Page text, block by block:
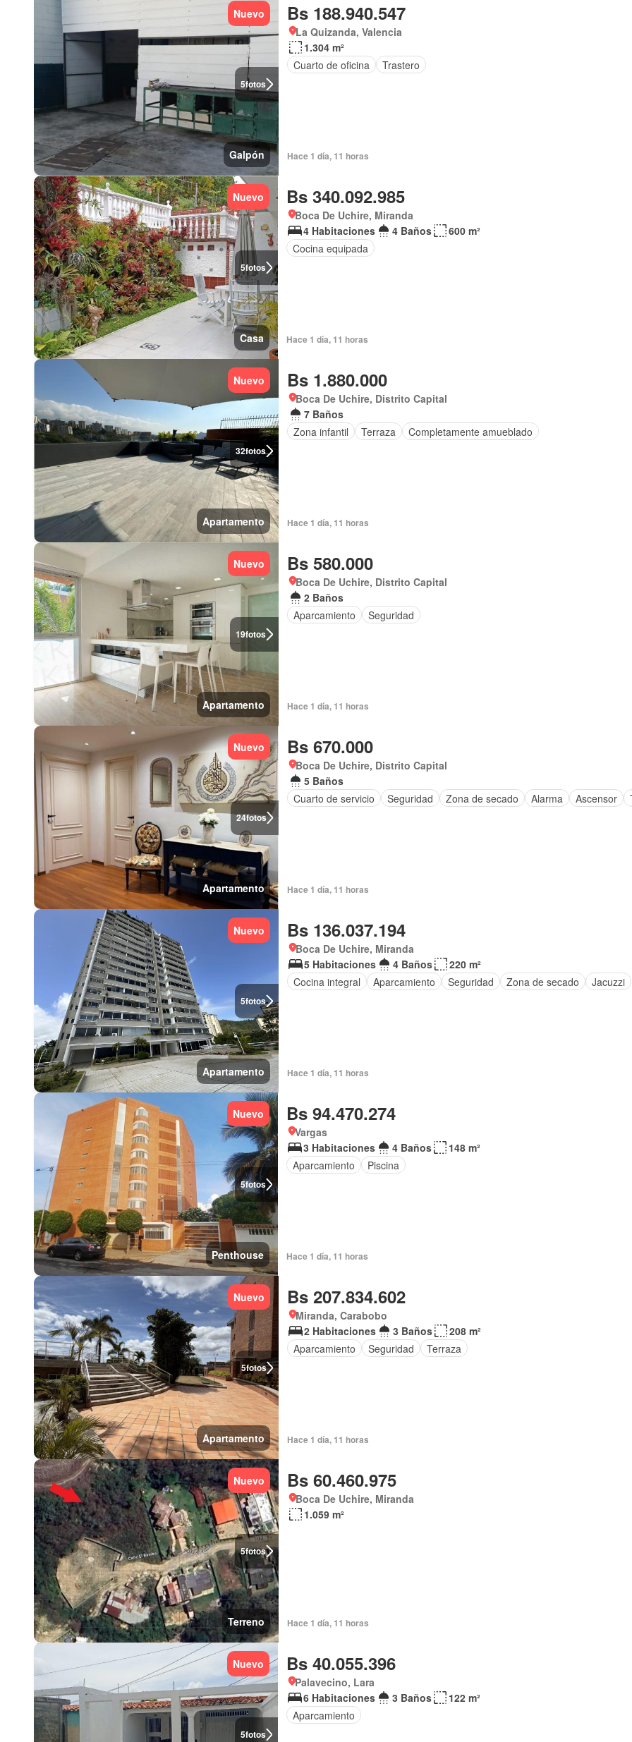
5fotos
Nuevo
Galpón
Bs 188.940.547
La Quizanda, Valencia
1.304 m²
Cuarto de oficina
Trastero
Hace 1 día, 11 horas
5fotos
Nuevo
Casa
Bs 340.092.985
Boca De Uchire, Miranda
4 Habitaciones
4 Baños
600 m²
Cocina equipada
Hace 1 día, 11 horas
32fotos
Nuevo
Apartamento
Bs 1.880.000
Boca De Uchire, Distrito Capital
7 Baños
Zona infantil
Terraza Completamente amueblado
Hace 1 día, 11 horas
19fotos
Nuevo
Apartamento
Bs 580.000
Boca De Uchire, Distrito Capital
2 Baños
Aparcamiento
Seguridad
Hace 1 día, 11 horas
24fotos
Nuevo
Apartamento
Bs 670.000
Boca De Uchire, Distrito Capital
5 Baños
Cuarto de servicio
Seguridad Zona de secado Alarma Ascensor
Hace 1 día, 11 horas
5fotos
Nuevo
Apartamento
Bs 136.037.194
Boca De Uchire, Miranda
5 Habitaciones
4 Baños
220 m²
Cocina integral
Aparcamiento Seguridad Zona de secado Jacuzzi
Hace 1 día, 11 horas
5fotos
Nuevo
Penthouse
Bs 94.470.274
Vargas
3 Habitaciones
4 Baños
148 m²
Aparcamiento
Piscina
Hace 1 día, 11 horas
5fotos
Nuevo
Apartamento
Bs 207.834.602
Miranda, Carabobo
2 Habitaciones
3 Baños
208 m²
Aparcamiento
Seguridad Terraza
Hace 1 día, 11 horas
5fotos
Nuevo
Terreno
Bs 60.460.975
Boca De Uchire, Miranda
1.059 m²
Hace 1 día, 11 horas
5fotos
Nuevo Bs 40.055.396
Palavecino, Lara
6 Habitaciones
3 Baños
122 m²
Aparcamiento